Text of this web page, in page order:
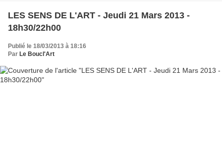
LES SENS DE L'ART - Jeudi 21 Mars 2013 -
18h30/22h00
Publié le 18/03/2013 à 18:16
Par Le Boucl'Art